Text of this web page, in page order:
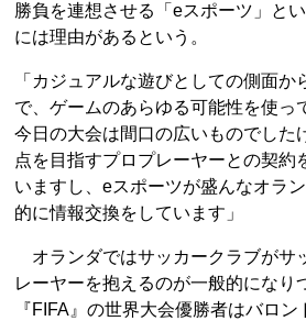
勝負を連想させる「eスポーツ」と
には理由があるという。
「カジュアルな遊びとしての側面か
で、ゲームのあらゆる可能性を使っ
今日の大会は間口の広いものでした
点を目指すプロプレーヤーとの契約
いますし、eスポーツが盛んなオラ
的に情報交換をしています」
オランダではサッカークラブがサ
レーヤーを抱えるのが一般的になり
『FIFA』の世界大会優勝者はバロ